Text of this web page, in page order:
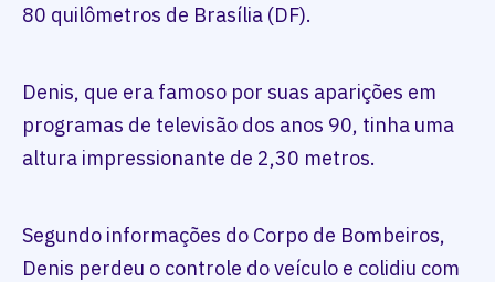
80 quilômetros de Brasília (DF).
Denis, que era famoso por suas aparições em
programas de televisão dos anos 90, tinha uma
altura impressionante de 2,30 metros.
Segundo informações do Corpo de Bombeiros,
Denis perdeu o controle do veículo e colidiu com